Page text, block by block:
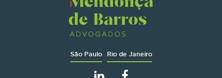
São Paulo Rio de Janeiro